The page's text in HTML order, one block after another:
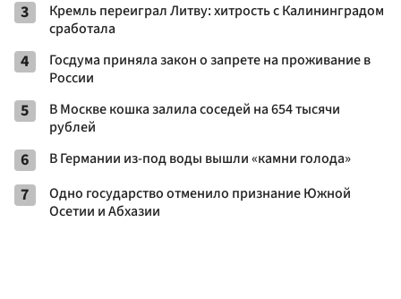
3
Кремль переиграл Литву: хитрость с Калининградом
сработала
4
Госдума приняла закон о запрете на проживание в
России
5
В Москве кошка залила соседей на 654 тысячи
рублей
6 В Германии из-под воды вышли «камни голода»
7
Одно государство отменило признание Южной
Осетии и Абхазии